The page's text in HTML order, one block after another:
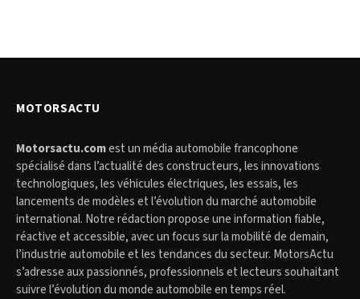
MOTORSACTU
Motorsactu.comest un média automobile francophone
spécialisé dans l’actualité des constructeurs, les innovations
technologiques, les véhicules électriques, les essais, les
lancements de modèles et l’évolution du marché automobile
international. Notre rédaction propose une information fiable,
réactive et accessible, avec un focus sur la mobilité de demain,
l’industrie automobile et les tendances du secteur. MotorsActu
s’adresse aux passionnés, professionnels et lecteurs souhaitant
suivre l’évolution du monde automobile en temps réel.